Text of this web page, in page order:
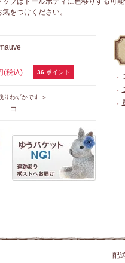
をつけください。
(税込) 36ポイント
りわずかです ＞
コ
●
●
●
配